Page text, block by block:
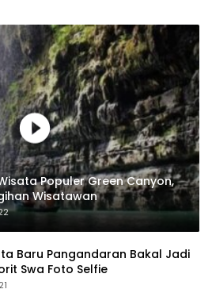
Populer Green Canyon,
Wisatawan
Baru Pangandaran Bakal Jadi
Swa Foto Selfie